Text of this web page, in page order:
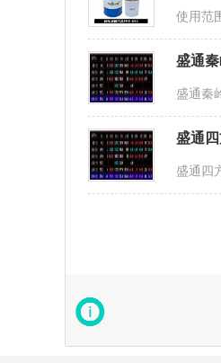
使用范
盛通
盛通秦
盛通
盛通四